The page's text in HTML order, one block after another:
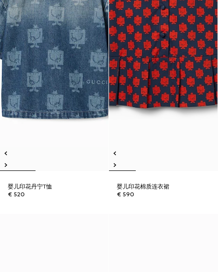
婴儿印花丹宁T恤
€ 520
婴儿印花棉质连衣裙
€ 590